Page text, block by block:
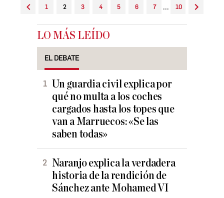
1 2 3 4 5 6 7 ... 10
LO MÁS LEÍDO
EL DEBATE
Un guardia civil explica por
qué no multa a los coches
cargados hasta los topes que
van a Marruecos: «Se las
saben todas»
Naranjo explica la verdadera
historia de la rendición de
Sánchez ante Mohamed VI